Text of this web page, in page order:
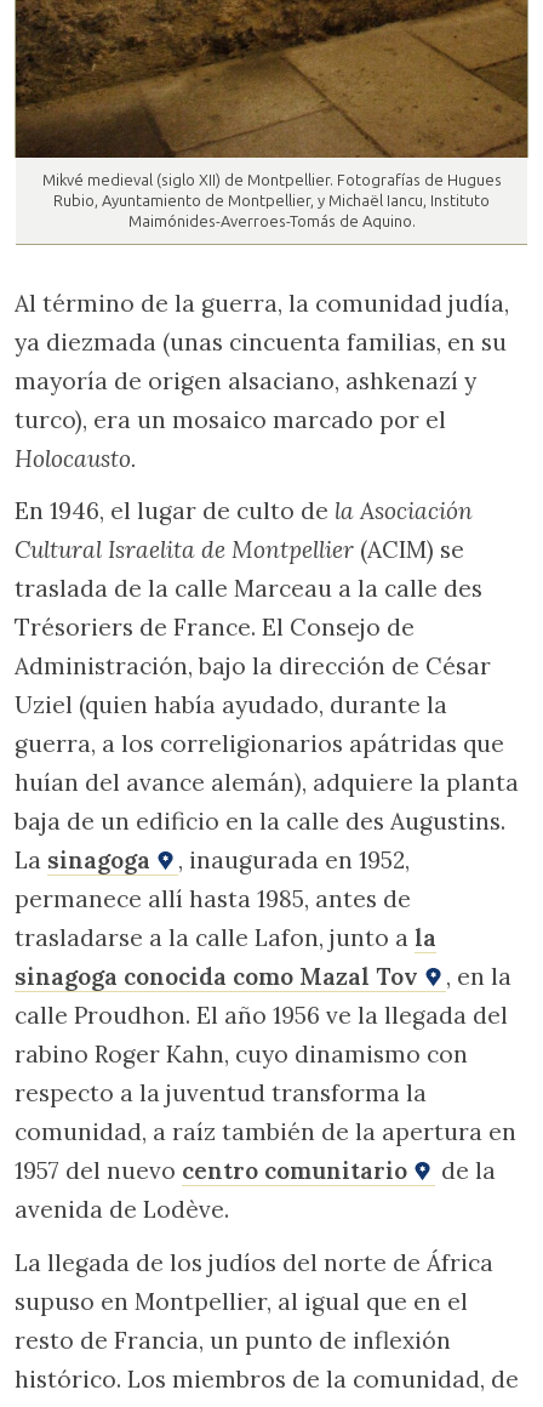
Mikvé medieval (siglo XII) de Montpellier. Fotografías de Hugues
Rubio, Ayuntamiento de Montpellier, y Michaël Iancu, Instituto
Maimónides-Averroes-Tomás de Aquino.
Al término de la guerra, la comunidad judía,
ya diezmada (unas cincuenta familias, en su
mayoría de origen alsaciano, ashkenazí y
turco), era un mosaico marcado por el
Holocausto.
En 1946, el lugar de culto de la Asociación
Cultural Israelita de Montpellier (ACIM) se
traslada de la calle Marceau a la calle des
Trésoriers de France. El Consejo de
Administración, bajo la dirección de César
Uziel (quien había ayudado, durante la
guerra, a los correligionarios apátridas que
huían del avance alemán), adquiere la planta
baja de un edificio en la calle des Augustins.
La sinagoga
, inaugurada en 1952,
permanece allí hasta 1985, antes de
trasladarse a la calle Lafon, junto a la
sinagoga conocida como Mazal Tov
, en la
calle Proudhon. El año 1956 ve la llegada del
rabino Roger Kahn, cuyo dinamismo con
respecto a la juventud transforma la
comunidad, a raíz también de la apertura en
1957 del nuevo centro comunitario
de la
avenida de Lodève.
La llegada de los judíos del norte de África
supuso en Montpellier, al igual que en el
resto de Francia, un punto de inflexión
histórico. Los miembros de la comunidad, de